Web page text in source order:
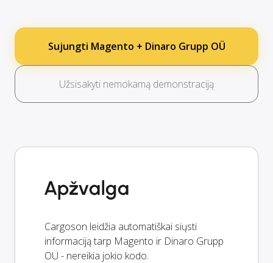
Sujungti Magento + Dinaro Grupp OÜ
Užsisakyti nemokamą demonstraciją
Apžvalga
Cargoson leidžia automatiškai siųsti
informaciją tarp Magento ir Dinaro Grupp
OÜ - nereikia jokio kodo.